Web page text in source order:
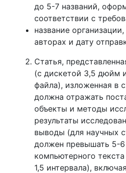
до 5-7 названий,
соответствии с
название
авторах и дату
Статья,
(с дискетой 3,5 дюйм
файла), изложенная в
должна отражать
объекты и методы
результаты
выводы (для научных
должен превышать 5-
компьютерного
1,5 интервала),